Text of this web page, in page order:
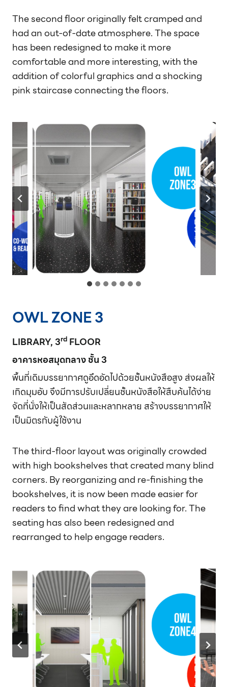
The second floor originally felt cramped and
had an out-of-date atmosphere. The space
has been redesigned to make it more
comfortable and more interesting, with the
addition of colorful graphics and a shocking
pink staircase connecting the floors.
OWL ZONE 3
LIBRARY, 3rd FLOOR
อาคารหอสมุดกลาง ชั้น 3
พื้นที่เดิมบรรยากาศดูอึดอัดไปด้วยชั้นหนังสือสูง ส่งผลให้
เกิดมุมอับ จึงมีการปรับเปลี่ยนชั้นหนังสือให้สืบค้นได้ง่าย
จัดที่นั่งให้เป็นสัดส่วนและหลากหลาย สร้างบรรยากาศให้
เป็นมิตรกับผู้ใช้งาน
The third-floor layout was originally crowded
with high bookshelves that created many blind
corners. By reorganizing and re-finishing the
bookshelves, it is now been made easier for
readers to find what they are looking for. The
seating has also been redesigned and
rearranged to help engage readers.